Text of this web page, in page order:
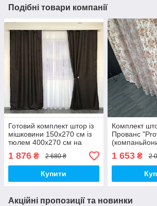
Подібні товари компанії
Готовий комплект штор із
мішковини 150х270 см із
тюлем 400х270 см на
тасьмі. Колір Шоколадний
1 876 ₴ 2 680 ₴
Купити
Комплект
Прованс
Штори —
батист
1 653₴ 2
Акційні пропозиції та новинки